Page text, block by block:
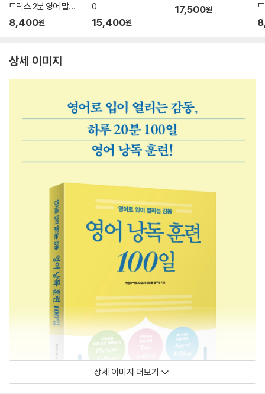
트릭스 2분 영어 말하
기(2020 개정판)
8,400원
0
15,400원
17,500원
상세 이미지
상세 이미지 더보기